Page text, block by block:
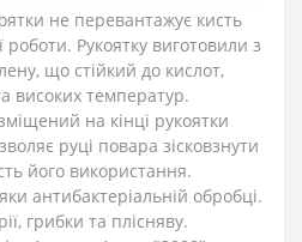
не перевантажує кисть
Рукоятку виготовили з
що стійкий до кислот,
високих температур.
на кінці рукоятки
руці повара зісковзнути
його використання.
антибактеріальній обробці.
грибки та плісняву.